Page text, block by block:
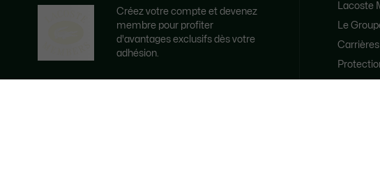
Créez votre compte et devenez
membre pour profiter
d'avantages exclusifs dès votre
adhésion.
Lacoste
Le
Carrières